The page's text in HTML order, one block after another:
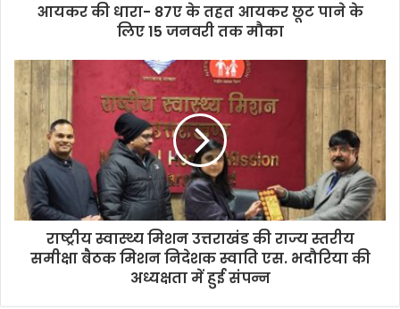
आयकर की धारा- 87ए के तहत आयकर छूट पाने के
लिए 15 जनवरी तक मौका
राष्ट्रीय स्वास्थ्य मिशन उत्तराखंड की राज्य स्तरीय
समीक्षा बैठक मिशन निदेशक स्वाति एस. भदौरिया की
अध्यक्षता में हुई संपन्न